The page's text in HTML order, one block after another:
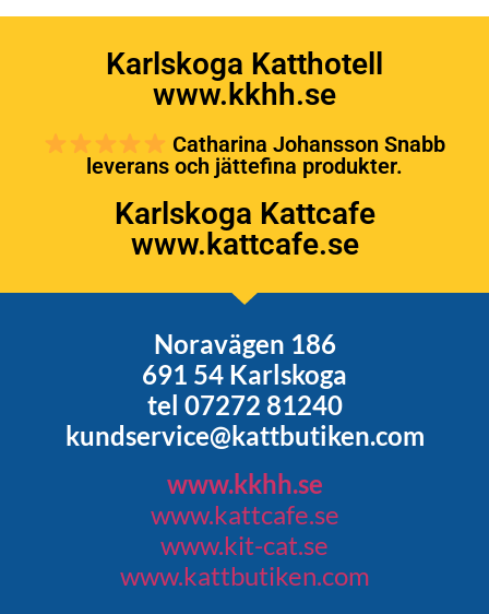
Karlskoga Katthotell
www.kkhh.se
Catharina Johansson Snabb
leverans och jättefina produkter.
Karlskoga Kattcafe
www.kattcafe.se
Noravägen 186
691 54 Karlskoga
tel 07272 81240
kundservice@kattbutiken.com
www.kkhh.se
www.kattcafe.se
www.kit-cat.se
www.kattbutiken.com